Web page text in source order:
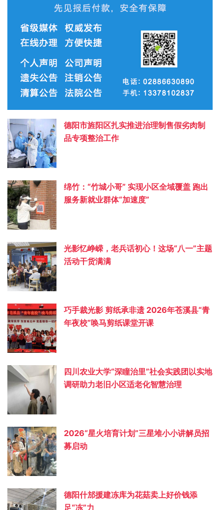
德阳市旌阳区扎实推进治理制售假劣肉制
品专项整治工作
绵竹：“竹城小哥” 实现小区全域覆盖 跑出
服务新就业群体“加速度”
光影忆峥嵘，老兵话初心！这场“八一”主题
活动干货满满
巧手裁光影 剪纸承非遗 2026年苍溪县“青
年夜校”唤马剪纸课堂开课
四川农业大学“深瞳治里”社会实践团以实地
调研助力老旧小区适老化智慧治理
2026“星火培育计划”三星堆小小讲解员招
募启动
德阳什邡援建冻库为花菇卖上好价钱添
足“冻”力